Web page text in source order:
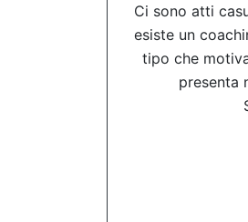
Ci sono atti
esiste un
tipo che
presenta